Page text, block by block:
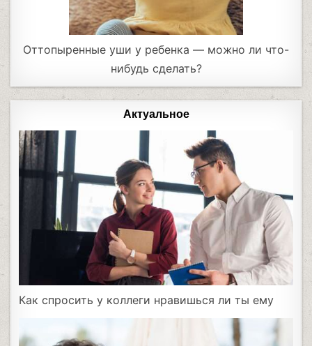
Оттопыренные уши у ребенка — можно ли что-
нибудь сделать?
Актуальное
Как спросить у коллеги нравишься ли ты ему